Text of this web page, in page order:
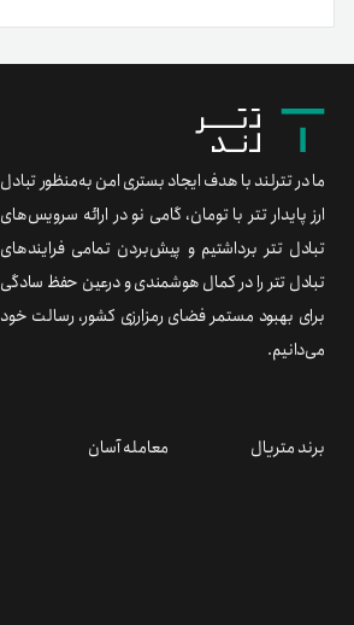
ما در تترلند با هدف ایجاد بستری امن به‌منظور تبادل
ارز پایدار تتر با تومان، گامی نو در ارائه سرویس‌های
تبادل تتر برداشتیم و پیش‌بردن تمامی فرایندهای
تبادل تتر را در کمال هوشمندی و درعین حفظ سادگی
برای بهبود مستمر فضای رمزارزی کشور، رسالت خود
می‌دانیم.
برند متریال معامله آسان